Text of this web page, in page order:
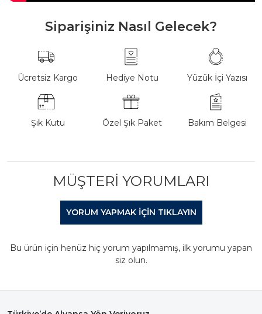
Siparişiniz Nasıl Gelecek?
Ücretsiz Kargo Hediye Notu Yüzük İçi Yazısı
Şık Kutu Özel Şık Paket Bakım Belgesi
MÜŞTERI YORUMLARI
YORUM YAPMAK IÇIN TIKLAYIN
Bu ürün için henüz hiç yorum yapılmamış, ilk yorumu yapan
siz olun.